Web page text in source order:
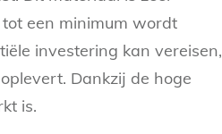
een minimum wordt
investering kan vereisen,
Dankzij de hoge
is.